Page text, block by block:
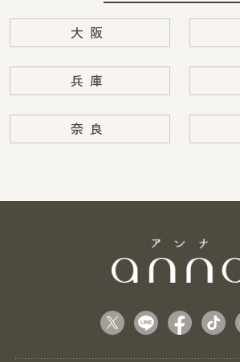
大阪
兵庫
奈良